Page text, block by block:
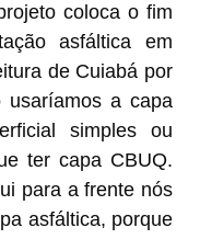
coloca o fim
asfáltica em
de Cuiabá por
a capa
simples ou
ter capa CBUQ.
para a frente nós
asfáltica, porque